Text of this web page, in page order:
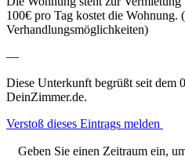
100€ pro Tag kostet die Wohnung.
Verhandlungsmöglichkeiten)
—
Diese Unterkunft begrüßt seit dem
DeinZimmer.de.
Verstoß dieses Eintrags melden
Geben Sie einen Zeitraum ein,